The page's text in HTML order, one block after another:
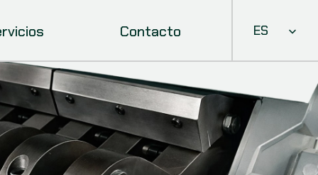
Contacto Select
ES